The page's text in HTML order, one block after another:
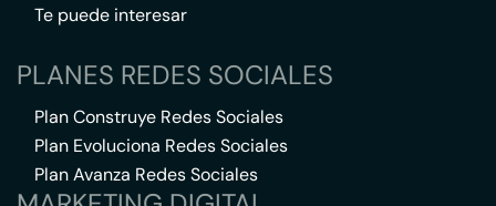
Te puede interesar
PLANES REDES SOCIALES
Plan Construye Redes Sociales
Plan Evoluciona Redes Sociales
Plan Avanza Redes Sociales